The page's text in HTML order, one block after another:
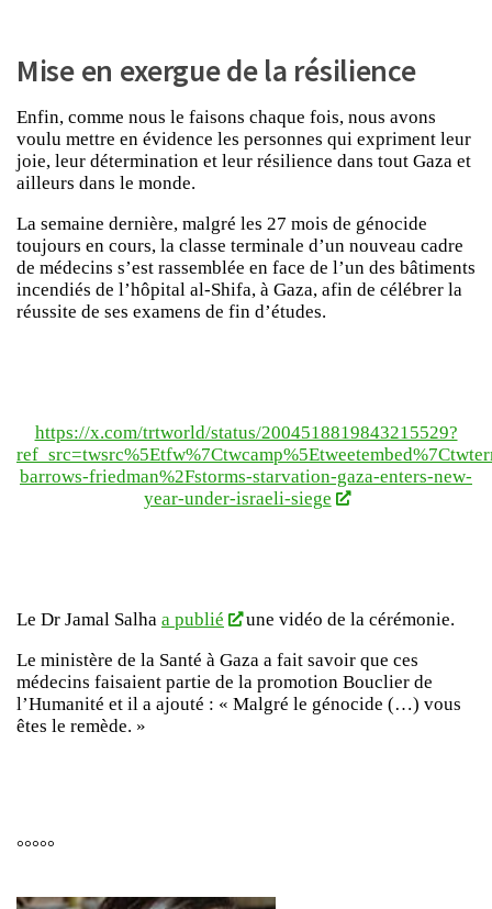
Mise en exergue de la résilience
Enfin, comme nous le faisons chaque fois, nous avons
voulu mettre en évidence les personnes qui expriment leur
joie, leur détermination et leur résilience dans tout Gaza et
ailleurs dans le monde.
La semaine dernière, malgré les 27 mois de génocide
toujours en cours, la classe terminale d’un nouveau cadre
de médecins s’est rassemblée en face de l’un des bâtiments
incendiés de l’hôpital al-Shifa, à Gaza, afin de célébrer la
réussite de ses examens de fin d’études.
https://x.com/trtworld/status/2004518819843215529?
barrows-friedman%2Fstorms-starvation-gaza-enters-new-
year-under-israeli-siege
Le Dr Jamal Salha a publié
une vidéo de la cérémonie.
Le ministère de la Santé à Gaza a fait savoir que ces
médecins faisaient partie de la promotion Bouclier de
l’Humanité et il a ajouté : « Malgré le génocide (…) vous
êtes le remède. »
°°°°°